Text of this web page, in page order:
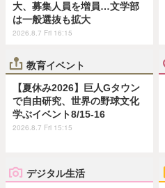
大、募集人員を増員…文学部
は一般選抜も拡大
2026.8.7 Fri 16:15
教育イベント
【夏休み2026】巨人Gタウン
で自由研究、世界の野球文化
学ぶイベント8/15-16
2026.8.7 Fri 15:15
デジタル生活